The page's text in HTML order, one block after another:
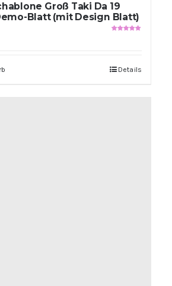
Groß Taki Da 19
Blatt (mit Design Blatt)
Details